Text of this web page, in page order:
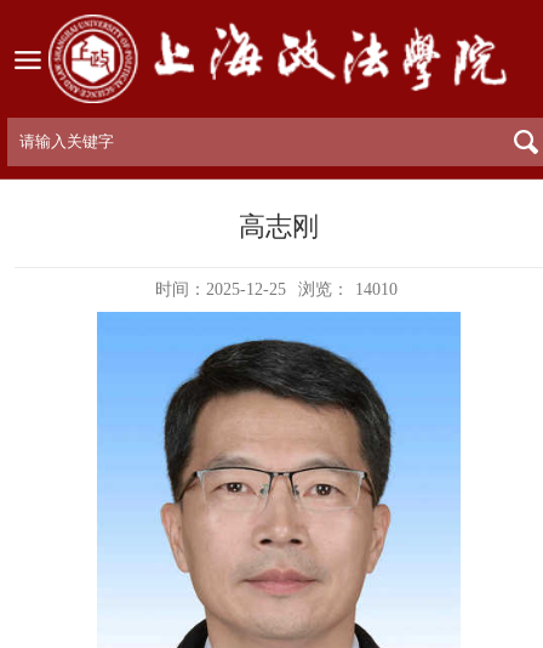
高志刚
时间：2025-12-25 浏览： 14010